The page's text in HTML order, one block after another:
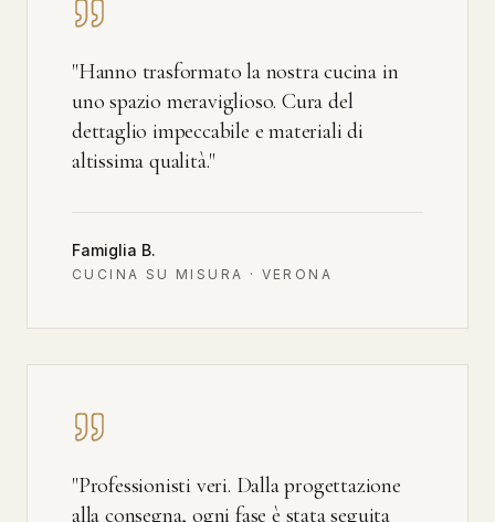
"Hanno trasformato la nostra cucina in
uno spazio meraviglioso. Cura del
dettaglio impeccabile e materiali di
altissima qualità."
Famiglia B.
CUCINA SU MISURA · VERONA
"Professionisti veri. Dalla progettazione
alla consegna, ogni fase è stata seguita